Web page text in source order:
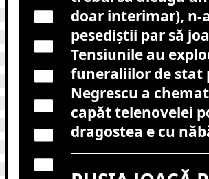
doar interimar), n-
pesediștii par să
Tensiunile au
funeraliilor de stat
Negrescu a
capăt telenovelei
dragostea e cu